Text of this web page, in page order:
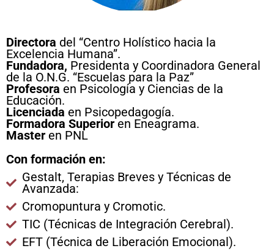
Directora del “Centro Holístico hacia la
Excelencia Humana”.
Fundadora, Presidenta y Coordinadora General
de la O.N.G. “Escuelas para la Paz”
Profesora en Psicología y Ciencias de la
Educación.
Licenciada en Psicopedagogía.
Formadora Superioren Eneagrama.
Master en PNL
Con formación en:
Gestalt, Terapias Breves y Técnicas de
Avanzada:
Cromopuntura y Cromotic.
TIC (Técnicas de Integración Cerebral).
EFT (Técnica de Liberación Emocional).